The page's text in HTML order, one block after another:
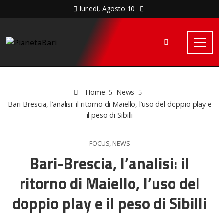
lunedì, Agosto 10
Home
News
Bari-Brescia, l’analisi: il ritorno di Maiello, l’uso del doppio play e
il peso di Sibilli
FOCUS, NEWS
Bari-Brescia, l’analisi: il
ritorno di Maiello, l’uso del
doppio play e il peso di Sibilli